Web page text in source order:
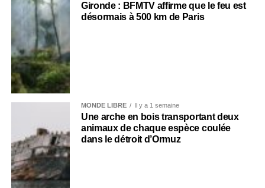
Gironde : BFMTV affirme que le feu est
désormais à 500 km de Paris
MONDE LIBRE Il y a 1 semaine
Une arche en bois transportant deux
animaux de chaque espèce coulée
dans le détroit d’Ormuz